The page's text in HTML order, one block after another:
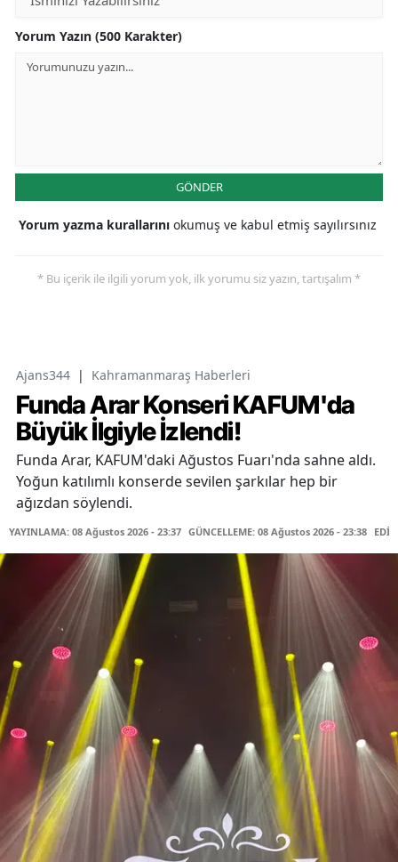
Yorum Yazın (500 Karakter)
GÖNDER
Yorum yazma kurallarını okumuş ve kabul etmiş sayılırsınız
* Bu içerik ile ilgili yorum yok, ilk yorumu siz yazın, tartışalım *
Ajans344 | Kahramanmaraş Haberleri
Funda Arar Konseri KAFUM'da
Büyük İlgiyle İzlendi!
Funda Arar, KAFUM'daki Ağustos Fuarı'nda sahne aldı.
Yoğun katılımlı konserde sevilen şarkılar hep bir
ağızdan söylendi.
YAYINLAMA: 08 Ağustos 2026 - 23:37 GÜNCELLEME: 08 Ağustos 2026 - 23:38